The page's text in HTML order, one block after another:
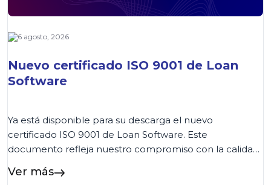
6 agosto, 2026
Nuevo certificado ISO 9001 de Loan
Software
Ya está disponible para su descarga el nuevo
certificado ISO 9001 de Loan Software. Este
documento refleja nuestro compromiso con la calidad
podrán acceder al certificado de forma rápida desde
Ver más